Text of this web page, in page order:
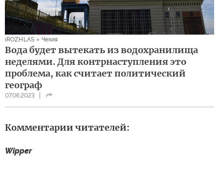
iROZHLAS Чехия
Вода будет вытекать из водохранилища
неделями. Для контрнаступления это
проблема, как считает политический
географ
07.06.2023
Комментарии читателей:
Wipper